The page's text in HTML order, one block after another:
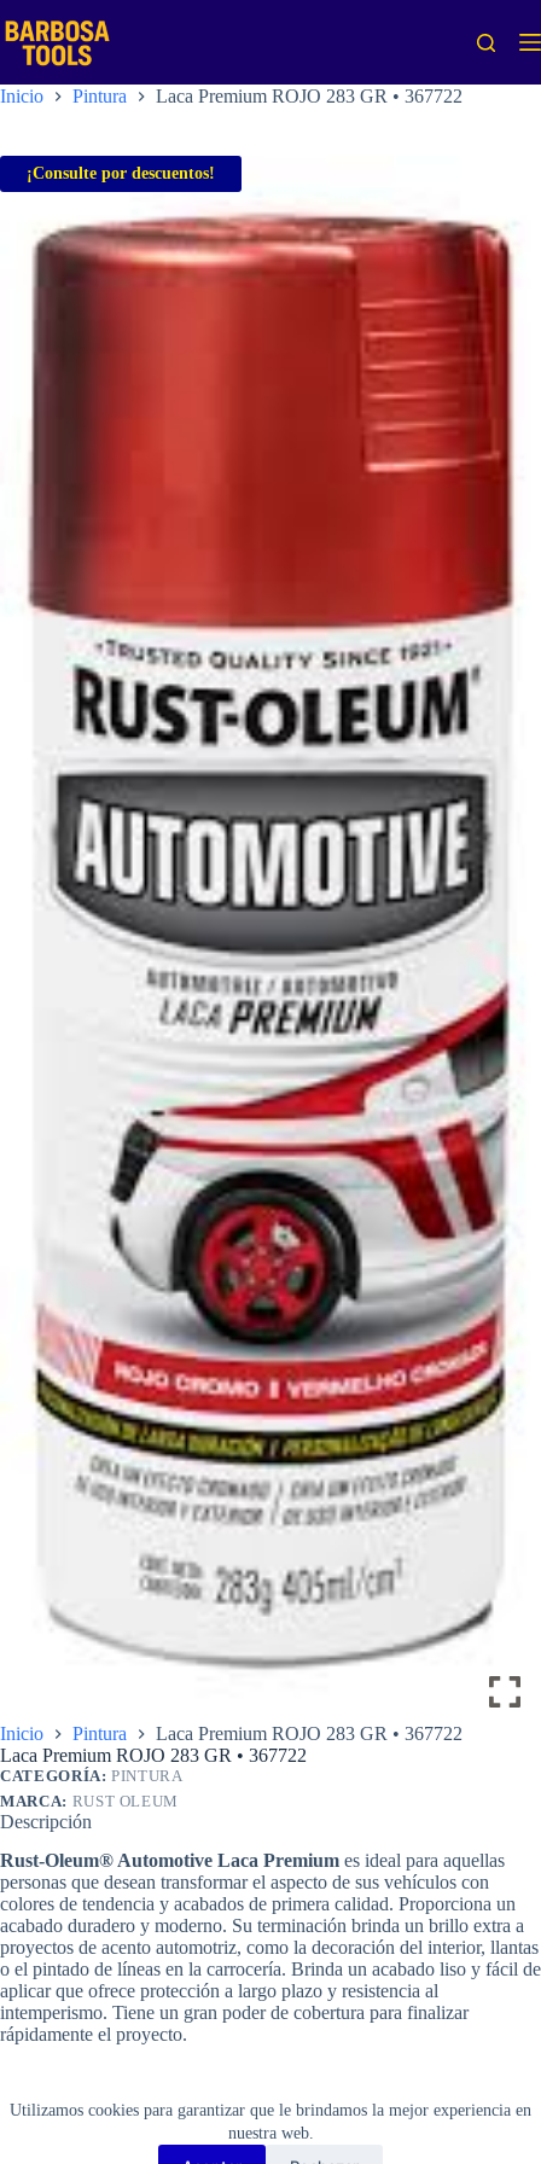
al
contenido
Utilizamos cookies para garantizar que le brindamos la mejor experiencia en
nuestra web.
Inicio Pintura Laca Premium ROJO 283 GR • 367722
¡Consulte por descuentos!
Inicio Pintura
Laca Premium ROJO 283 GR • 367722
Laca Premium ROJO 283 GR • 367722
CATEGORÍA:PINTURA
MARCA: RUST OLEUM
Descripción
Rust-Oleum® Automotive Laca Premium es ideal para aquellas
personas que desean transformar el aspecto de sus vehículos con
colores de tendencia y acabados de primera calidad. Proporciona un
acabado duradero y moderno. Su terminación brinda un brillo extra a
proyectos de acento automotriz, como la decoración del interior, llantas
o el pintado de líneas en la carrocería. Brinda un acabado liso y fácil de
aplicar que ofrece protección a largo plazo y resistencia al
intemperismo. Tiene un gran poder de cobertura para finalizar
rápidamente el proyecto.
Secado rápido
Resistencia y durabilidad
Disponible en una gran variedad de colores y acabados